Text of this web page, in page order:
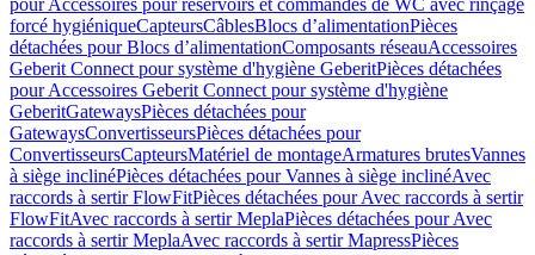
pour Accessoires pour réservoirs et commandes de WC avec rinçage
forcé hygiéniqueCapteursCâblesBlocs d’alimentationPièces
détachées pour Blocs d’alimentationComposants réseauAccessoires
Geberit Connect pour système d'hygiène GeberitPièces détachées
pour Accessoires Geberit Connect pour système d'hygiène
GeberitGatewaysPièces détachées pour
GatewaysConvertisseursPièces détachées pour
ConvertisseursCapteursMatériel de montageArmatures brutesVannes
à siège inclinéPièces détachées pour Vannes à siège inclinéAvec
raccords à sertir FlowFitPièces détachées pour Avec raccords à sertir
FlowFitAvec raccords à sertir MeplaPièces détachées pour Avec
raccords à sertir MeplaAvec raccords à sertir MapressPièces